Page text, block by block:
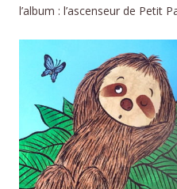
l’album : l’ascenseur de Petit